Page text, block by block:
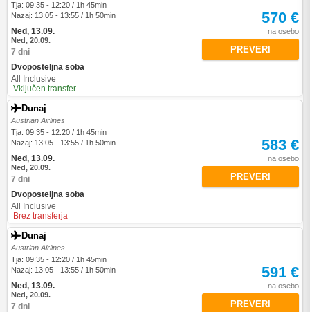
Tja: 09:35 - 12:20 / 1h 45min
Nazaj: 13:05 - 13:55 / 1h 50min
Ned, 13.09.
Ned, 20.09.
7 dni
Dvoposteljna soba
All Inclusive
Vključen transfer
570 €
na osebo
PREVERI
Dunaj
Austrian Airlines
Tja: 09:35 - 12:20 / 1h 45min
Nazaj: 13:05 - 13:55 / 1h 50min
Ned, 13.09.
Ned, 20.09.
7 dni
Dvoposteljna soba
All Inclusive
Brez transferja
583 €
na osebo
PREVERI
Dunaj
Austrian Airlines
Tja: 09:35 - 12:20 / 1h 45min
Nazaj: 13:05 - 13:55 / 1h 50min
Ned, 13.09.
Ned, 20.09.
7 dni
591 €
na osebo
PREVERI